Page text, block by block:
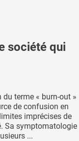
société qui
du terme « burn-out »
de confusion en
imprécises de
Sa symptomatologie
...